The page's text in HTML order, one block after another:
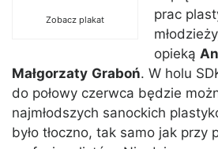
Zobacz plakat
prac
opieką
Małgorzaty Graboń. W holu
do połowy czerwca będzie
najmłodszych sanockich
było tłoczno, tak samo jak przy